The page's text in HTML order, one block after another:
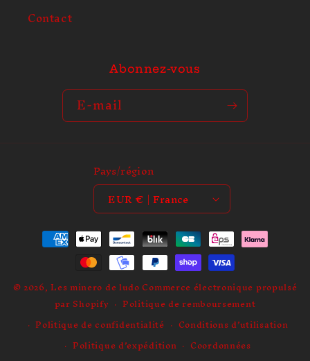
Contact
Abonnez-vous
E-mail
Pays/région
EUR € | France
Moyens
paiement
© 2026,Les minero de ludoCommerce électronique propulsé
par Shopify
Politique de remboursement
Politique de confidentialité
Conditions d’utilisation
Politique d’expédition
Coordonnées